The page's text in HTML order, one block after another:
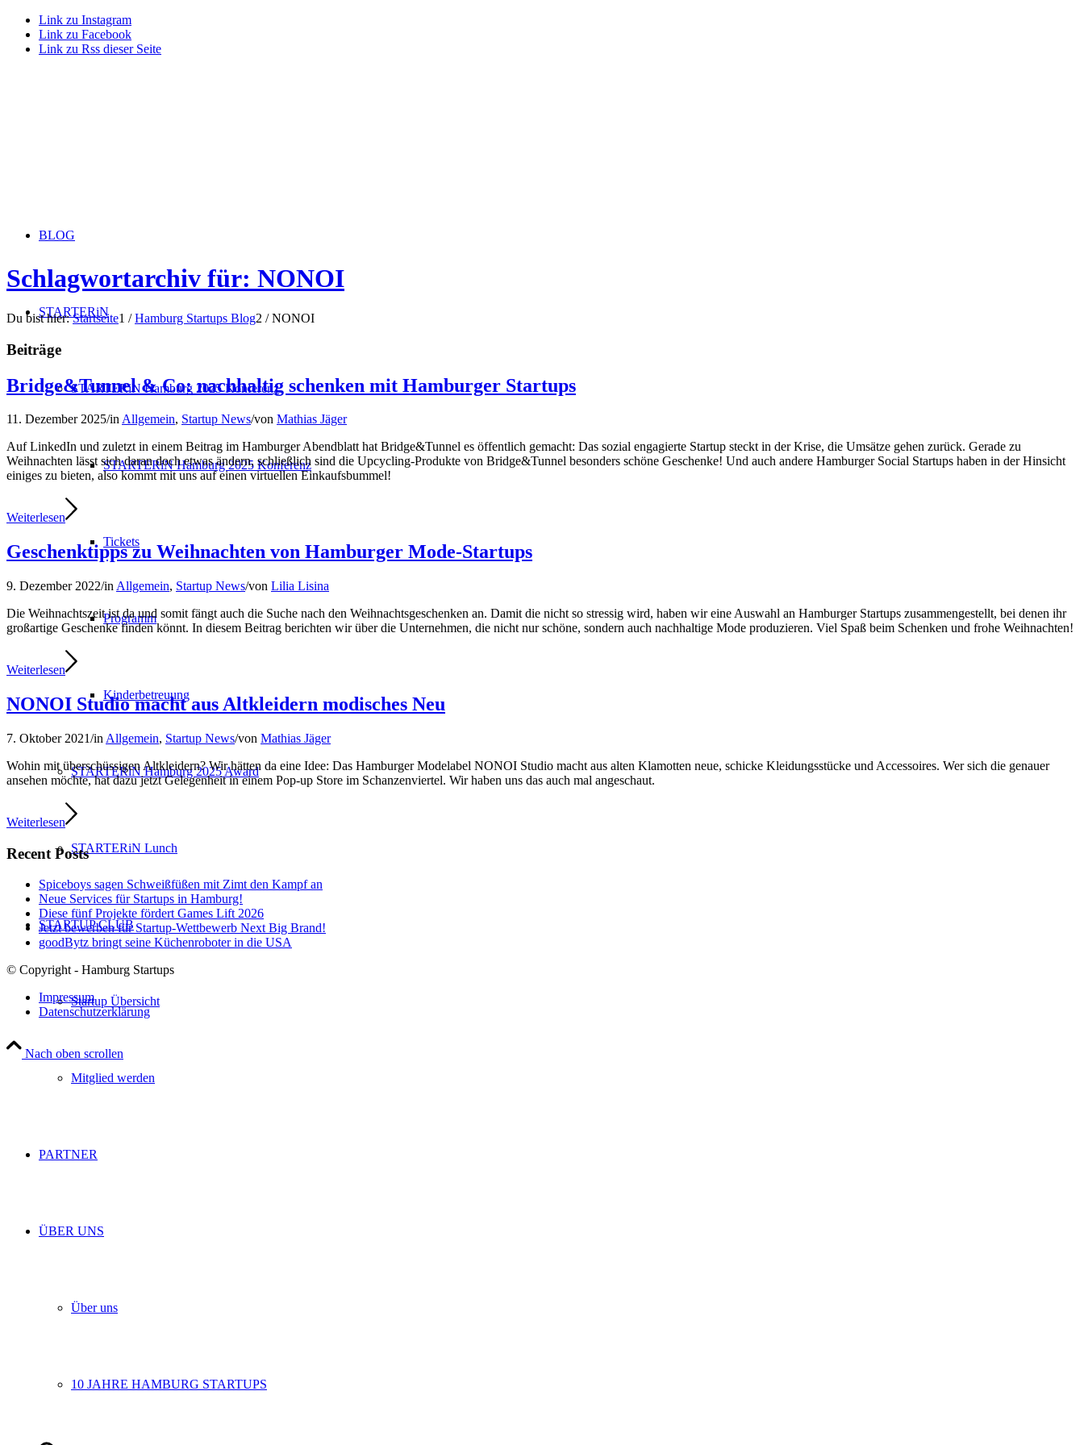
Link zu Instagram
Link zu Facebook
Link zu Rss dieser Seite
BLOG
STARTERiN
STARTERiN Hamburg 2025 Konferenz
STARTERiN Hamburg 2025 Konferenz
Tickets
Programm
Kinderbetreuung
STARTERiN Hamburg 2025 Award
STARTERiN Lunch
STARTUP CLUB
Startup Übersicht
Mitglied werden
PARTNER
ÜBER UNS
Über uns
10 JAHRE HAMBURG STARTUPS
Schlagwortarchiv für: NONOI
Du bist hier: Startseite1 / Hamburg Startups Blog2 / NONOI
Beiträge
Bridge&Tunnel & Co: nachhaltig schenken mit Hamburger Startups
11. Dezember 2025/inAllgemein, Startup News/von Mathias Jäger
Auf LinkedIn und zuletzt in einem Beitrag im Hamburger Abendblatt hat Bridge&Tunnel es öffentlich gemacht: Das sozial engagierte Startup steckt in der Krise, die Umsätze gehen zurück. Gerade zu
Weihnachten lässt sich daran doch etwas ändern, schließlich sind die Upcycling-Produkte von Bridge&Tunnel besonders schöne Geschenke! Und auch andere Hamburger Social Startups haben in der Hinsicht
einiges zu bieten, also kommt mit uns auf einen virtuellen Einkaufsbummel!
Weiterlesen
Geschenktipps zu Weihnachten von Hamburger Mode-Startups
9. Dezember 2022/in Allgemein, Startup News/von Lilia Lisina
Die Weihnachtszeit ist da und somit fängt auch die Suche nach den Weihnachtsgeschenken an. Damit die nicht so stressig wird, haben wir eine Auswahl an Hamburger Startups zusammengestellt, bei denen ihr
großartige Geschenke finden könnt. In diesem Beitrag berichten wir über die Unternehmen, die nicht nur schöne, sondern auch nachhaltige Mode produzieren. Viel Spaß beim Schenken und frohe Weihnachten!
Weiterlesen
NONOI Studio macht aus Altkleidern modisches Neu
7. Oktober 2021/in Allgemein, Startup News/von Mathias Jäger
Wohin mit überschüssigen Altkleidern? Wir hätten da eine Idee: Das Hamburger Modelabel NONOI Studio macht aus alten Klamotten neue, schicke Kleidungsstücke und Accessoires. Wer sich die genauer
ansehen möchte, hat dazu jetzt Gelegenheit in einem Pop-up Store im Schanzenviertel. Wir haben uns das auch mal angeschaut.
Weiterlesen
Recent Posts
Spiceboys sagen Schweißfüßen mit Zimt den Kampf an
Neue Services für Startups in Hamburg!
Diese fünf Projekte fördert Games Lift 2026
Jetzt bewerben für Startup-Wettbewerb Next Big Brand!
goodBytz bringt seine Küchenroboter in die USA
© Copyright - Hamburg Startups
Impressum
Datenschutzerklärung
Nach oben scrollen